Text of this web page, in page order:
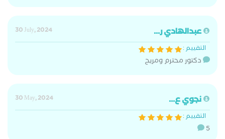
عبدالهادي ر...
30 July, 2024
التقييم :
دكتور محترم ومريح
نجوي ع...
30 May, 2024
التقييم :
5